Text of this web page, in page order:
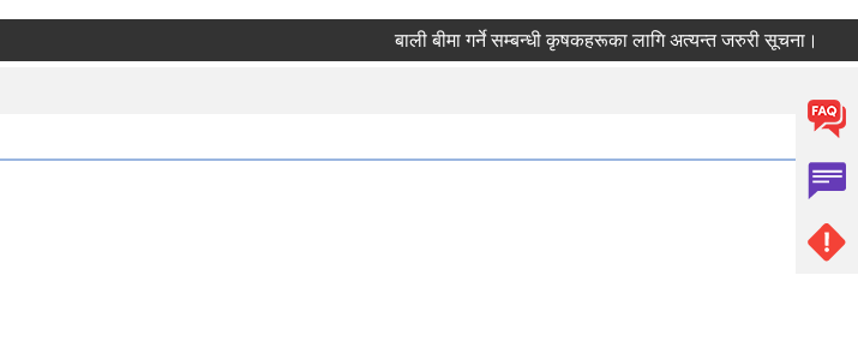
बाली बीमा गर्ने सम्बन्धी कृषकहरूका लागि अत्यन्त जरुरी सूचना।